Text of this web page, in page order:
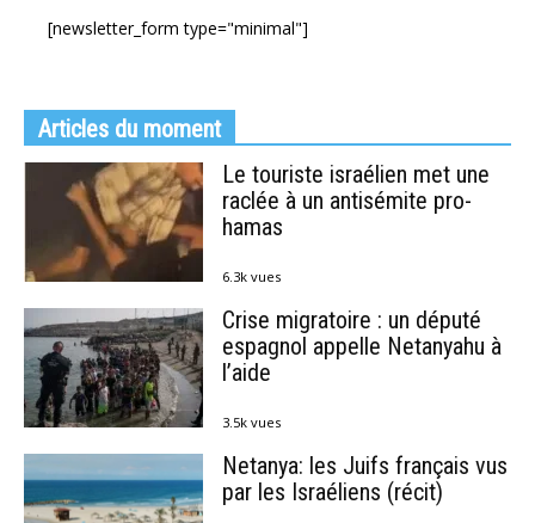
[newsletter_form type="minimal"]
Articles du moment
Le touriste israélien met une
raclée à un antisémite pro-
hamas
6.3k vues
Crise migratoire : un député
espagnol appelle Netanyahu à
l’aide
3.5k vues
Netanya: les Juifs français vus
par les Israéliens (récit)